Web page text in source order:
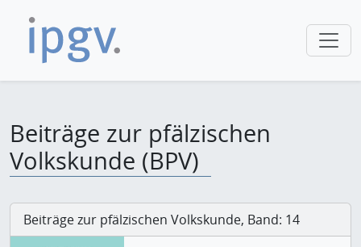
Beiträge zur pfälzischen
Volkskunde (BPV)
Beiträge zur pfälzischen Volkskunde, Band: 14